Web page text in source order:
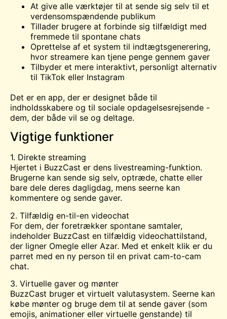
At give alle værktøjer til at sende sig selv til et
verdensomspændende publikum
Tillader brugere at forbinde sig tilfældigt med
fremmede til spontane chats
Oprettelse af et system til indtægtsgenerering,
hvor streamere kan tjene penge gennem gaver
Tilbyder et mere interaktivt, personligt alternativ
til TikTok eller Instagram
Det er en app, der er designet både til
indholdsskabere og til sociale opdagelsesrejsende -
dem, der både vil se og deltage.
Vigtige funktioner
1. Direkte streaming
Hjertet i BuzzCast er dens livestreaming-funktion.
Brugerne kan sende sig selv, optræde, chatte eller
bare dele deres dagligdag, mens seerne kan
kommentere og sende gaver.
2. Tilfældig en-til-en videochat
For dem, der foretrækker spontane samtaler,
indeholder BuzzCast en tilfældig videochattilstand,
der ligner Omegle eller Azar. Med et enkelt klik er du
parret med en ny person til en privat cam-to-cam
chat.
3. Virtuelle gaver og mønter
BuzzCast bruger et virtuelt valutasystem. Seerne kan
købe mønter og bruge dem til at sende gaver (som
emojis, animationer eller virtuelle genstande) til